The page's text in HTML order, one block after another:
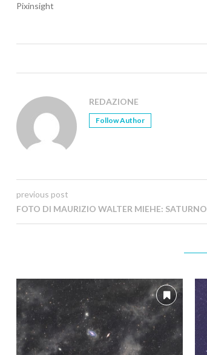
Pixinsight
REDAZIONE
Follow Author
previous post
FOTO DI MAURIZIO WALTER MIEHE: SATURNO